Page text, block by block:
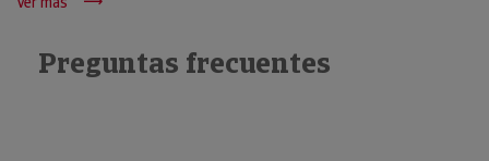
Preguntas frecuentes